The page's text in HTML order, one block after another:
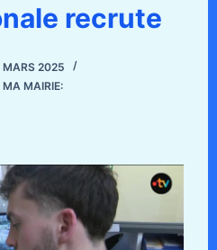
recrute
MARS 2025
MA MAIRIE: